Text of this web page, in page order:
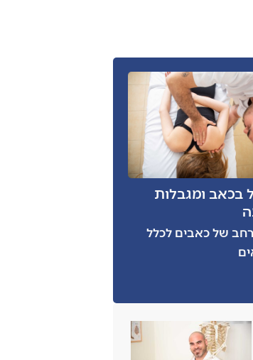
בכאב ומגבלות
רחב של כאבים לכלל